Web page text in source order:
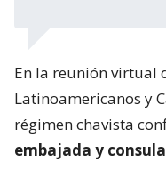
En la reunión virtual
Latinoamericanos y
régimen chavista
embajada y